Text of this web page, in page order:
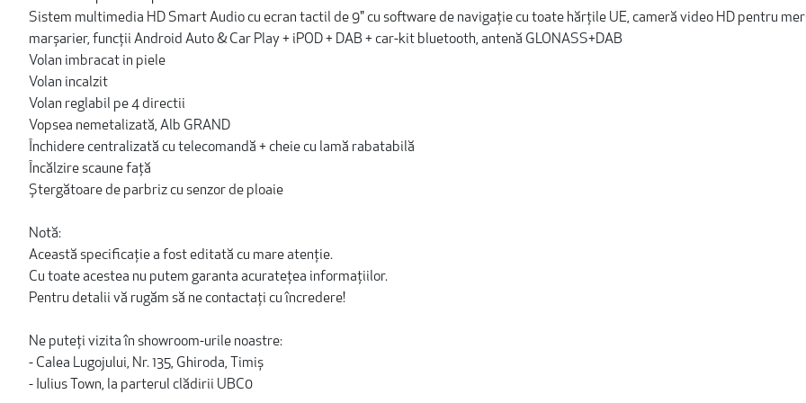
Sistem multimedia HD Smart Audio cu ecran tactil de 9" cu software de navigație cu toate hărțile UE, cameră video HD pentru
marșarier, funcții Android Auto & Car Play + iPOD + DAB + car-kit bluetooth, antenă GLONASS+DAB
Volan imbracat in piele
Volan incalzit
Volan reglabil pe 4 directii
Vopsea nemetalizată, Alb GRAND
Închidere centralizată cu telecomandă + cheie cu lamă rabatabilă
Încălzire scaune faţă
Ștergătoare de parbriz cu senzor de ploaie
Notă:
Această specificație a fost editată cu mare atenție.
Cu toate acestea nu putem garanta acuratețea informațiilor.
Pentru detalii vă rugăm să ne contactați cu încredere!
Ne puteți vizita în showroom-urile noastre:
- Calea Lugojului, Nr. 135, Ghiroda, Timiș
- Iulius Town, la parterul clădirii UBC0